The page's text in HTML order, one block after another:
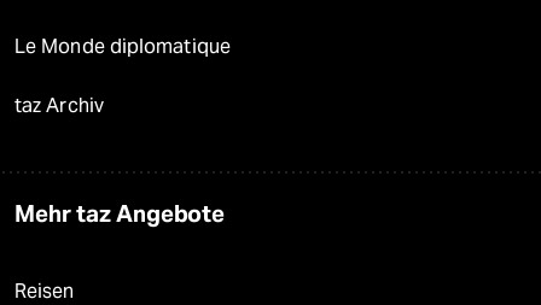
Le Monde diplomatique
taz Archiv
Mehr taz Angebote
Reisen